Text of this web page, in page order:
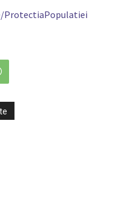
ProtectiaPopulatiei